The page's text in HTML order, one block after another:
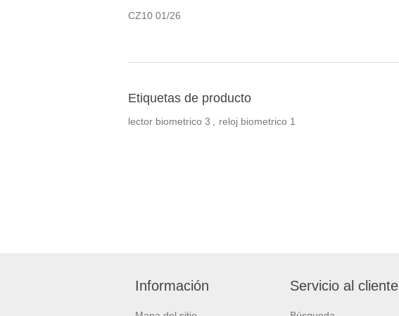
CZ10 01/26
Etiquetas de producto
lector biometrico 3 , reloj biometrico 1
Información Servicio al cliente